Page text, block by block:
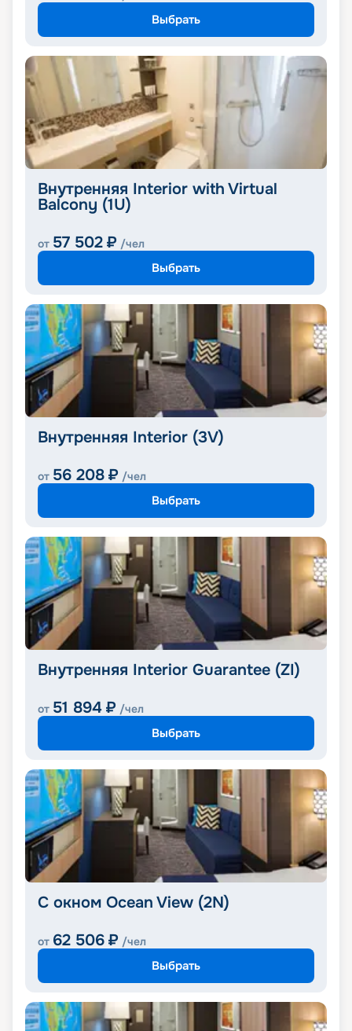
Выбрать
Внутренняя Interior with Virtual
Balcony (1U)
от 57 502 ₽ /чел
Выбрать
Внутренняя Interior (3V)
от 56 208 ₽ /чел
Выбрать
Внутренняя Interior Guarantee (ZI)
от 51 894 ₽ /чел
Выбрать
С окном Ocean View (2N)
от 62 506 ₽ /чел
Выбрать